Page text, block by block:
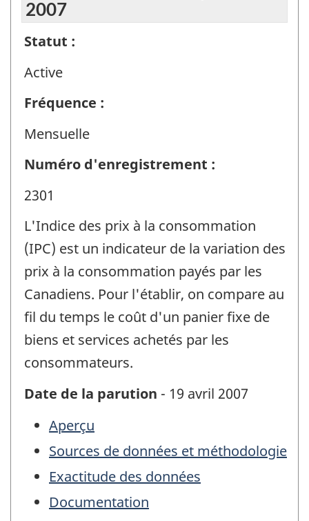
2007
Statut :
Active
Fréquence :
Mensuelle
Numéro d'enregistrement :
2301
L'Indice des prix à la consommation
(IPC) est un indicateur de la variation des
prix à la consommation payés par les
Canadiens. Pour l'établir, on compare au
fil du temps le coût d'un panier fixe de
biens et services achetés par les
consommateurs.
Date de la parution - 19 avril 2007
Aperçu
Sources de données et méthodologie
Exactitude des données
Documentation